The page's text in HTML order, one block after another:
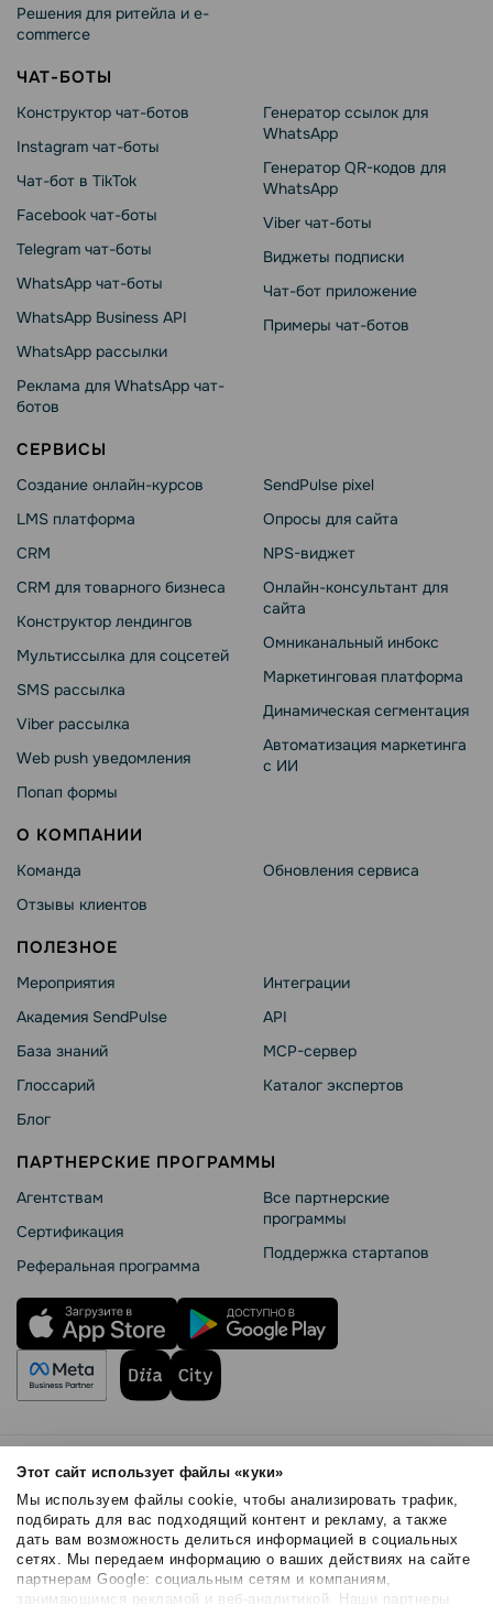
Этот сайт использует файлы «куки»
Мы используем файлы cookie, чтобы анализировать трафик,
подбирать для вас подходящий контент и рекламу, а также
дать вам возможность делиться информацией в социальных
сетях. Мы передаем информацию о ваших действиях на сайте
партнерам Google: социальным сетям и компаниям,
занимающимся рекламой и веб-аналитикой. Наши партнеры
Решения для ритейла и e-
commerce
ЧАТ-БОТЫ
Конструктор чат-ботов
Instagram чат-боты
Чат-бот в TikTok
Facebook чат-боты
Telegram чат-боты
WhatsApp чат-боты
WhatsApp Business API
WhatsApp рассылки
Реклама для WhatsApp чат-
ботов
Генератор ссылок для
WhatsApp
Генератор QR-кодов для
WhatsApp
Viber чат-боты
Виджеты подписки
Чат-бот приложение
Примеры чат-ботов
СЕРВИСЫ
Создание онлайн-курсов
LMS платформа
CRM
CRM для товарного бизнеса
Конструктор лендингов
Мультиссылка для соцсетей
SMS рассылка
Viber рассылка
Web push уведомления
Попап формы
SendPulse pixel
Опросы для сайта
NPS-виджет
Онлайн-консультант для
сайта
Омниканальный инбокс
Маркетинговая платформа
Динамическая сегментация
Автоматизация маркетинга
с ИИ
О КОМПАНИИ
Команда
Отзывы клиентов
Обновления сервиса
ПОЛЕЗНОЕ
Мероприятия
Академия SendPulse
База знаний
Глоссарий
Блог
Интеграции
API
MCP-сервер
Каталог экспертов
ПАРТНЕРСКИЕ ПРОГРАММЫ
Агентствам
Сертификация
Реферальная программа
Все партнерские
программы
Поддержка стартапов
Правила использования
Безопасность SendPulse
Политика конфиденциальности
Политика Cookies
© 2015 - 2026. ООО «СендПульс». Все права защищены.